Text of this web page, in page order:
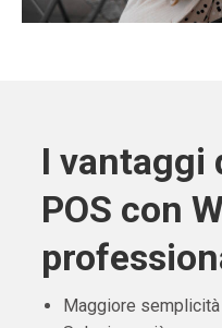
I vantaggi
POS con
Maggiore